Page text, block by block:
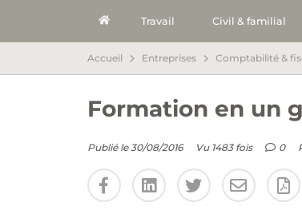
Travail Civil & familial
Accueil Entreprises Comptabilité &
Formation en un
Publié le 30/08/2016 Vu 1483 fois 0